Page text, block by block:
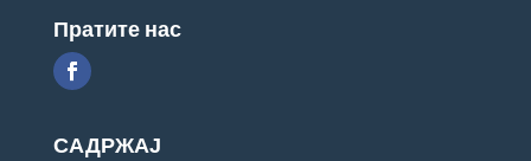
Пратите нас
САДРЖАЈ